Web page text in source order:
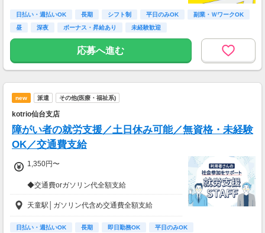
日払い・週払いOK 長期 シフト制 平日のみOK
副業・ＷワークOK
昼
深夜 ボーナス・昇給あり 未経験歓迎
応募へ進む
new 派遣 その他(医療・福祉系)
kotrio仙台支店
障がい者の就労支援／土日休み可能／無資格・未経験
OK／交通費支給
1,350円〜
◆交通費orガソリン代全額支給
◆各種社会保険完備
◆資格支援制度有
◆日払い・週払い制度（各規定有）
天童駅│ガソリン代含め交通費全額支給
日払い・週払いOK 長期 即日勤務OK
平日のみOK